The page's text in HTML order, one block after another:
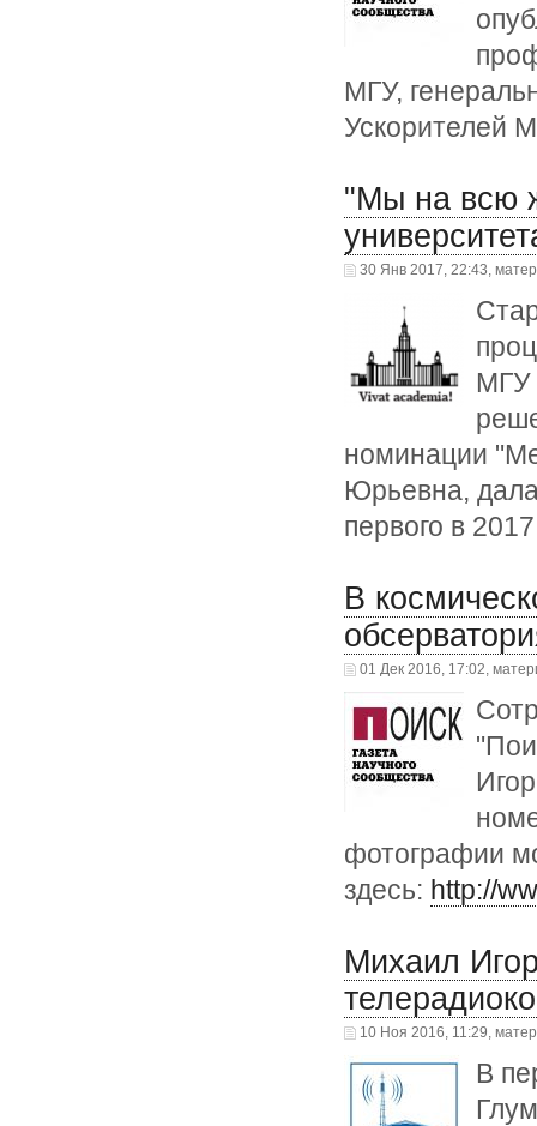
МГУ,
Ускорителей
"Мы на всю
30 Янв 2017, 22:43,
МГУ
номинации
Юрьевна,
первого в
В
01 Дек 2016, 17:02,
фотографии
здесь: http://
Михаил
10 Ноя 2016, 11:29,
В